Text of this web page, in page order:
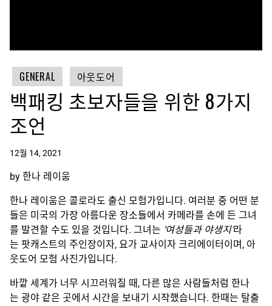
GENERAL 아웃도어
백패킹 초보자들을 위한 8가지
조언
12월 14, 2021
by 한나 레이움
한나 레이움은 콜로라도 출신 모험가입니다. 여러분 중 어떤 분
들은 미국의 가장 아름다운 장소들에서 카메라를 손에 든 그녀
를 발견할 수도 있을 것입니다. 그녀는 ‘여성들과 야생지’라
는 팟캐스트의 주인장이자, 요가 교사이자 크리에이터이며, 아
웃도어 모험 사진가입니다.
바깥 세계가 너무 시끄러워질 때, 다른 많은 사람들처럼 한나
는 광야 같은 곳에서 시간을 보내기 시작했습니다. 한때는 탈출